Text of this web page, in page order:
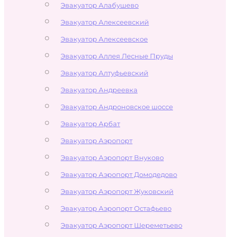
Эвакуатор Алабушево
Эвакуатор Алексеевский
Эвакуатор Алексеевское
Эвакуатор Аллея Лесные Пруды
Эвакуатор Алтуфьевский
Эвакуатор Андреевка
Эвакуатор Андроновское шоссе
Эвакуатор Арбат
Эвакуатор Аэропорт
Эвакуатор Аэропорт Внуково
Эвакуатор Аэропорт Домодедово
Эвакуатор Аэропорт Жуковский
Эвакуатор Аэропорт Остафьево
Эвакуатор Аэропорт Шереметьево